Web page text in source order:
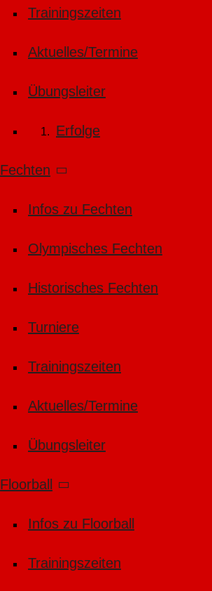
Trainingszeiten
Aktuelles/Termine
Übungsleiter
Erfolge
Fechten
Infos zu Fechten
Olympisches Fechten
Historisches Fechten
Turniere
Trainingszeiten
Aktuelles/Termine
Übungsleiter
Floorball
Infos zu Floorball
Trainingszeiten